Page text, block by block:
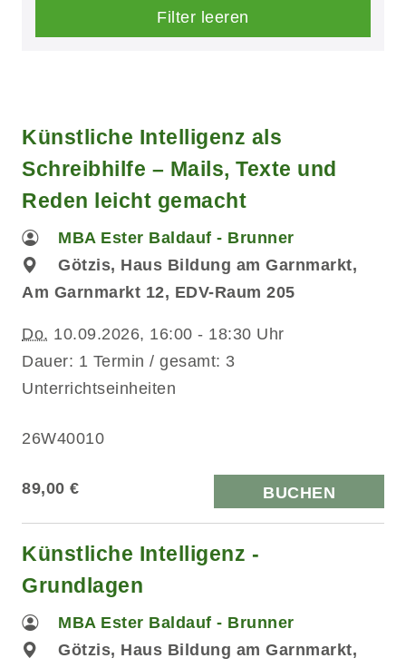
Filter leeren
Künstliche Intelligenz als
Schreibhilfe – Mails, Texte und
Reden leicht gemacht
MBA Ester Baldauf - Brunner
Götzis, Haus Bildung am Garnmarkt,
Am Garnmarkt 12, EDV-Raum 205
Do. 10.09.2026, 16:00 - 18:30 Uhr
Dauer: 1 Termin / gesamt: 3
Unterrichtseinheiten
26W40010
89,00 € BUCHEN
Künstliche Intelligenz -
Grundlagen
MBA Ester Baldauf - Brunner
Götzis, Haus Bildung am Garnmarkt,